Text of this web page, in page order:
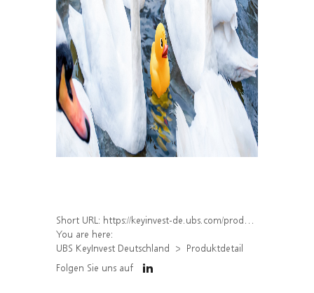
Short URL: https://keyinvest-de.ubs.com/produkt/detail/index/isin/DE000WA5M8B0
You are here:
UBS KeyInvest Deutschland
Produktdetail
Folgen Sie uns auf